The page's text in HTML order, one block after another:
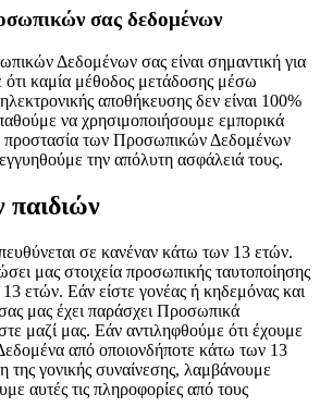
σας δεδομένων
Δεδομένων σας είναι σημαντική για
καμία μέθοδος μετάδοσης μέσω
αποθήκευσης δεν είναι 100%
να χρησιμοποιήσουμε εμπορικά
προστασία των Προσωπικών Δεδομένων
την απόλυτη ασφάλειά τους.
σε κανέναν κάτω των 13 ετών.
μας στοιχεία προσωπικής ταυτοποίησης
ετών. Εάν είστε γονέας ή κηδεμόνας και
σας μας έχει παράσχει Προσωπικά
μαζί μας. Εάν αντιληφθούμε ότι έχουμε
από οποιονδήποτε κάτω των 13
της γονικής συναίνεσης, λαμβάνουμε
αυτές τις πληροφορίες από τους